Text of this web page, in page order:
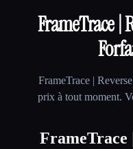
FrameTrace |
FrameTrace |
prix à tout moment.
FrameTrace